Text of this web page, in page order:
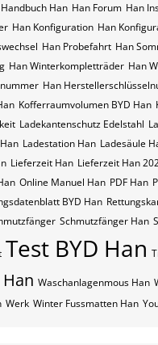
Handbuch Han Han Forum Han
Han Konfiguration Han
Han Probefahrt Han
Han Winterkompletträder Han
Han​​​​​
Kofferraumvolumen BYD Han
Ladekantenschutz Edelstahl
Ladestation Han Ladesäule
Lieferzeit Han Lieferzeit Han
Online Manuel Han PDF Han
BYD Han
Schmutzfänger Han
Test BYD Han
Waschanlagenmous Han
Werk Winter Fussmatten Han